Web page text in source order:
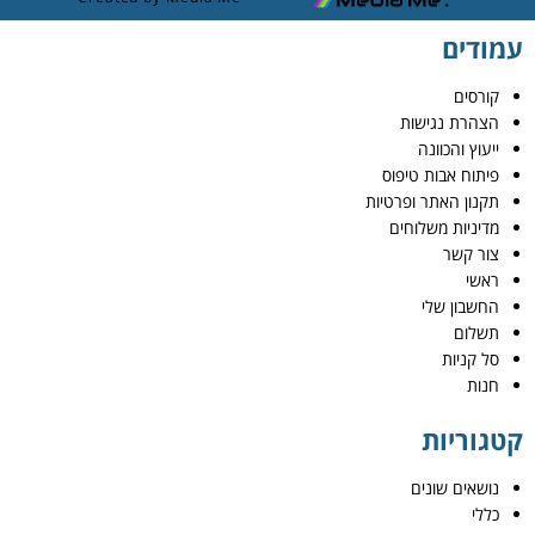
עמודים
קורסים
הצהרת נגישות
ייעוץ והכוונה
פיתוח אבות טיפוס
תקנון האתר ופרטיות
מדיניות משלוחים
צור קשר
ראשי
החשבון שלי
תשלום
סל קניות
חנות
קטגוריות
נושאים שונים
כללי